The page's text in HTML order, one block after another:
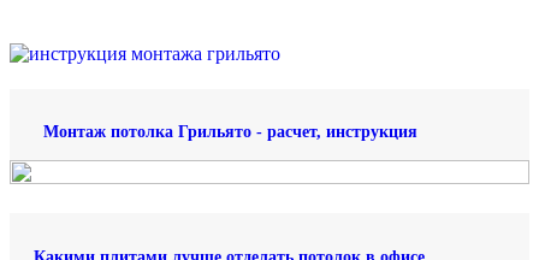
Монтаж потолка Грильято - расчет, инструкция